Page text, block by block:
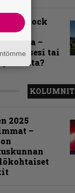
Rock
–
itsesi tai
joukosta?
KOLUMNIT
2025
–